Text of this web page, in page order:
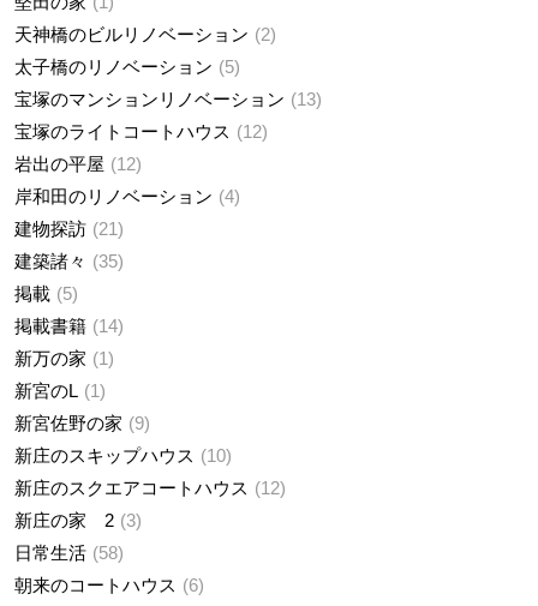
天神橋のビルリノベーション
2
太子橋のリノベーション
5
宝塚のマンションリノベーション
13
宝塚のライトコートハウス
12
岩出の平屋
12
岸和田のリノベーション
4
建物探訪 21
建築諸々
35
掲載
5
掲載書籍
14
新万の家
1
新宮のL
1
新宮佐野の家
9
新庄のスキップハウス
10
新庄のスクエアコートハウス
12
新庄の家 2 3
日常生活
58
朝来のコートハウス
6